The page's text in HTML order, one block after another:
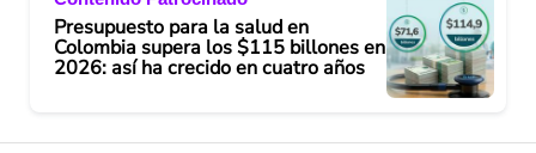
Presupuesto para la salud en
Colombia supera los $115 billones en
2026: así ha crecido en cuatro años